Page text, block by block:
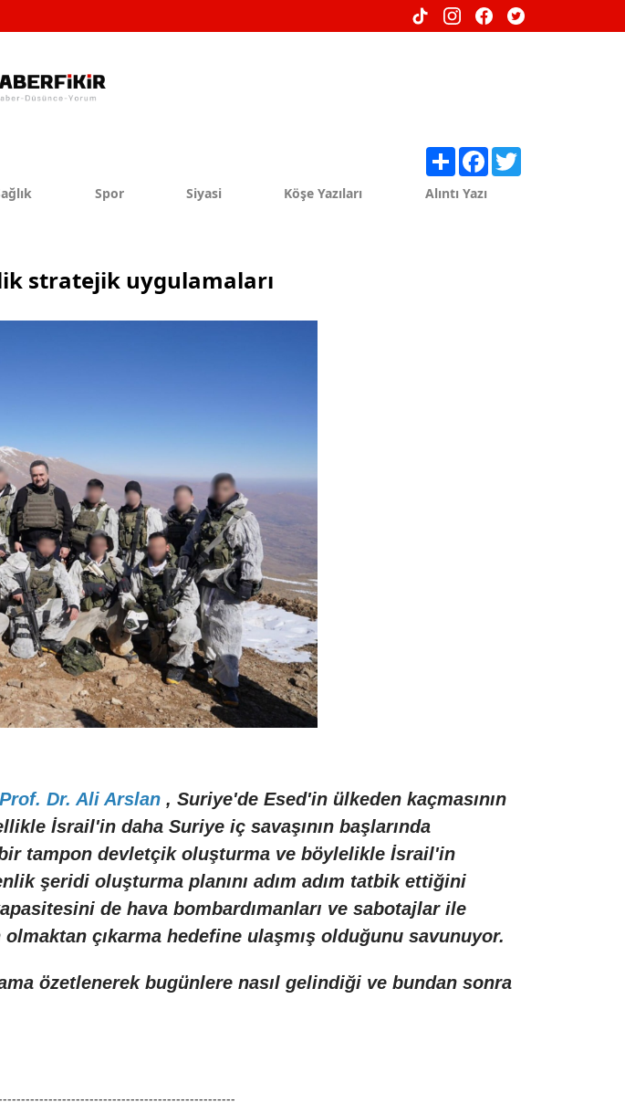
Spor Siyasi Köşe Yazıları Alıntı Yazı
stratejik uygulamaları
Prof. Dr. Ali Arslan , Suriye'de Esed'in ülkeden kaçmasının
İsrail'in daha Suriye iç savaşının başlarında
tampon devletçik oluşturma ve böylelikle İsrail'in
şeridi oluşturma planını adım adım tatbik ettiğini
de hava bombardımanları ve sabotajlar ile
çıkarma hedefine ulaşmış olduğunu savunuyor.
özetlenerek bugünlere nasıl gelindiği ve bundan sonra
Share Facebook